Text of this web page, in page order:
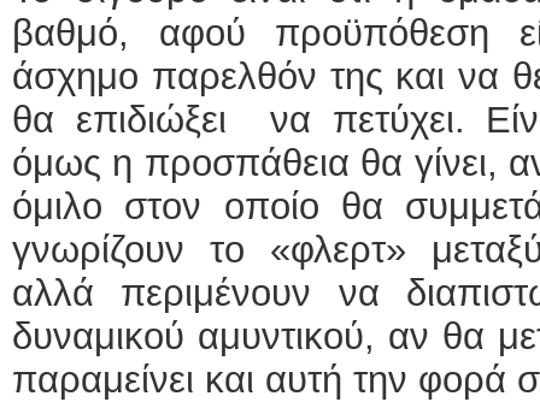
βαθμό, αφού προϋπόθεση
άσχημο παρελθόν της και να
θα επιδιώξει να πετύχει.
όμως η προσπάθεια θα γίνει,
όμιλο στον οποίο θα
γνωρίζουν το «φλερτ»
αλλά περιμένουν να
δυναμικού αμυντικού, αν θα
παραμείνει και αυτή την φορά